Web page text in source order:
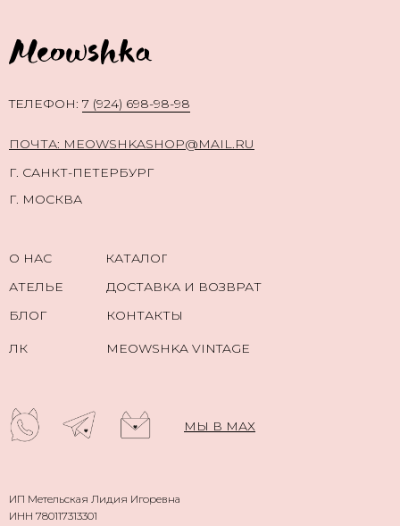
МЫ В МАХ
TЕЛЕФОН: 7 (924) 698-98-98
ПОЧТА: MEOWSHKASHOP@MAIL.RU
ИП Метельская Лидия Игоревна
ИНН 780117313301
Г. САНКТ-ПЕТЕРБУРГ
Г. МОСКВА
О НАС
КАТАЛОГ
АТЕЛЬЕ
БЛОГ
MEOWSHKA VINTAGE
ЛК
КОНТАКТЫ
ДОСТАВКА И ВОЗВРАТ